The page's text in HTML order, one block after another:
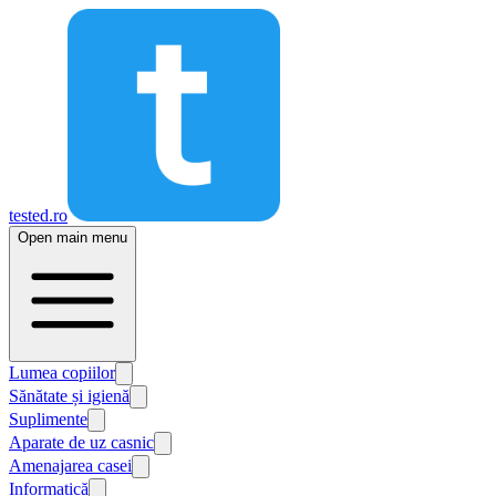
tested.ro
Open main menu
Lumea copiilor
Sănătate și igienă
Suplimente
Aparate de uz casnic
Amenajarea casei
Informatică